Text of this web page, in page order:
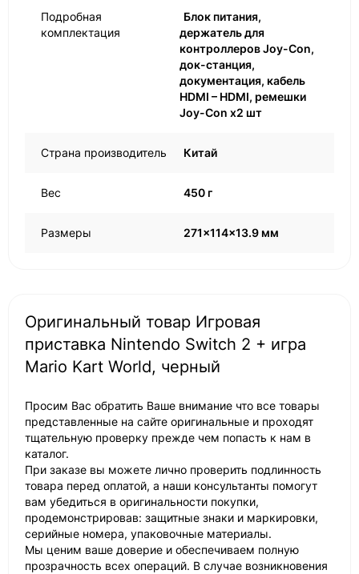
Подробная
комплектация
Блок питания,
держатель для
контроллеров Joy-Con,
док-станция,
документация, кабель
HDMI – HDMI, ремешки
Joy-Con x2 шт
Страна производитель Китай
Вес 450 г
Размеры 271x114x13.9 мм
Оригинальный товар Игровая
приставка Nintendo Switch 2 + игра
Mario Kart World, черный
Просим Вас обратить Ваше внимание что все товары
представленные на сайте оригинальные и проходят
тщательную проверку прежде чем попасть к нам в
каталог.
При заказе вы можете лично проверить подлинность
товара перед оплатой, а наши консультанты помогут
вам убедиться в оригинальности покупки,
продемонстрировав: защитные знаки и маркировки,
серийные номера, упаковочные материалы.
Мы ценим ваше доверие и обеспечиваем полную
прозрачность всех операций. В случае возникновения